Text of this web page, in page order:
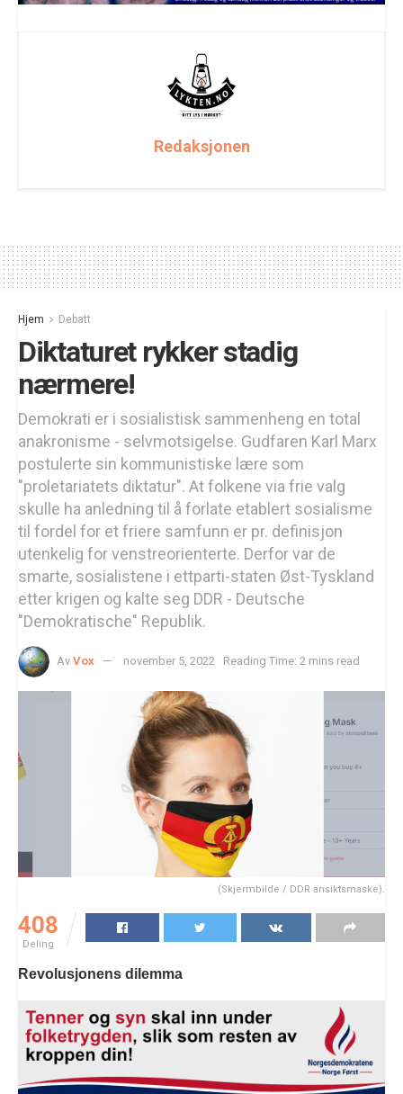
Redaksjonen
Hjem Debatt
Diktaturet rykker stadig
nærmere!
Demokrati er i sosialistisk sammenheng en total
anakronisme - selvmotsigelse. Gudfaren Karl Marx
postulerte sin kommunistiske lære som
"proletariatets diktatur". At folkene via frie valg
skulle ha anledning til å forlate etablert sosialisme
til fordel for et friere samfunn er pr. definisjon
utenkelig for venstreorienterte. Derfor var de
smarte, sosialistene i ettparti-staten Øst-Tyskland
etter krigen og kalte seg DDR - Deutsche
"Demokratische" Republik.
Av Vox november 5, 2022 Reading Time: 2 mins read
(Skjermbilde / DDR ansiktsmaske).
408
Deling
Revolusjonens dilemma